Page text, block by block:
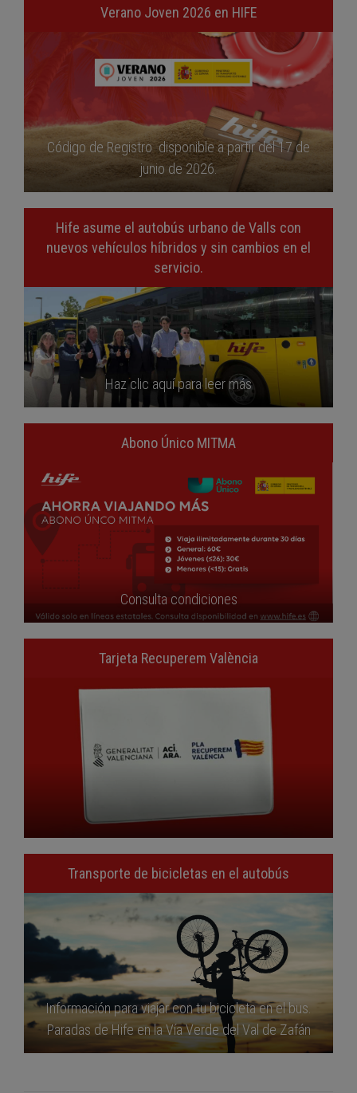
Verano Joven 2026 en HIFE
Código de Registro disponible a partir del 17 de
junio de 2026.
Hife asume el autobús urbano de Valls con
nuevos vehículos híbridos y sin cambios en el
servicio.
Haz clic aquí para leer más
Abono Único MITMA
Consulta condiciones
Tarjeta Recuperem València
Transporte de bicicletas en el autobús
Información para viajar con tu bicicleta en el bus.
Paradas de Hife en la Vía Verde del Val de Zafán